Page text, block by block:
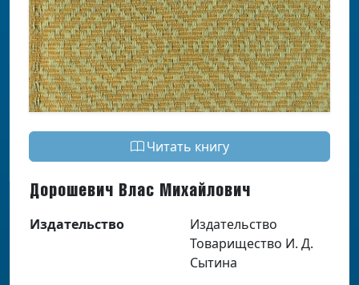
Читать книгу
Дорошевич Влас Михайлович
Издательство
Издательство
Товарищество И. Д.
Сытина